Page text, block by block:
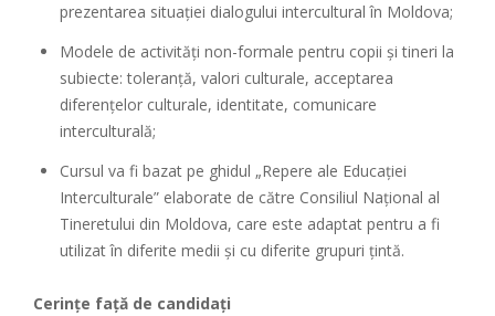
prezentarea situației dialogului intercultural în Moldova;
Modele de activități non-formale pentru copii și tineri la
subiecte: toleranță, valori culturale, acceptarea
diferențelor culturale, identitate, comunicare
interculturală;
Cursul va fi bazat pe ghidul „Repere ale Educației
Interculturale” elaborate de către Consiliul Național al
Tineretului din Moldova, care este adaptat pentru a fi
utilizat în diferite medii și cu diferite grupuri țintă.
Cerinţe faţă de candidaţi